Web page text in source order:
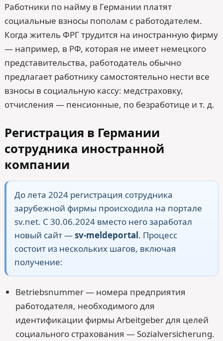
Работники по найму в Германии платят
социальные взносы пополам с работодателем.
Когда житель ФРГ трудится на иностранную фирму
— например, в РФ, которая не имеет немецкого
представительства, работодатель обычно
предлагает работнику самостоятельно нести все
взносы в социальную кассу: медстраховку,
отчисления — пенсионные, по безработице и т. д.
Регистрация в Германии
сотрудника иностранной
компании
До лета 2024 регистрация сотрудника
зарубежной фирмы происходила на портале
sv.net. С 30.06.2024 вместо него заработал
новый сайт —sv-meldeportal. Процесс
состоит из нескольких шагов, включая
получение:
Betriebsnummer — номера предприятия
работодателя, необходимого для
идентификации фирмы Arbeitgeber для целей
социального страхования — Sozialversicherung.